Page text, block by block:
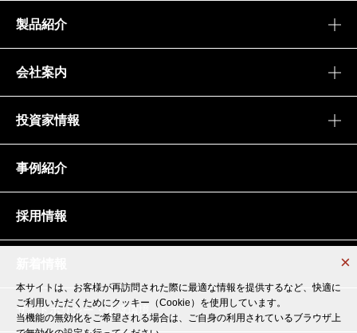
本サイトは、お客様が再訪問された際に最適な情報を提供するなど、快適に
ご利用いただくためにクッキー（Cookie）を使用しています。
当機能の無効化をご希望される場合は、ご自身の利用されているブラウザ上
本サイトは、お客様が再訪問された際に最適な情報を提供するなど、快適に
ご利用いただくためにクッキー（Cookie）を使用しています。
当機能の無効化をご希望される場合は、ご自身の利用されているブラウザ上
製品紹介
会社案内
投資家情報
事例紹介
採用情報
サイトポリシー・推奨環境